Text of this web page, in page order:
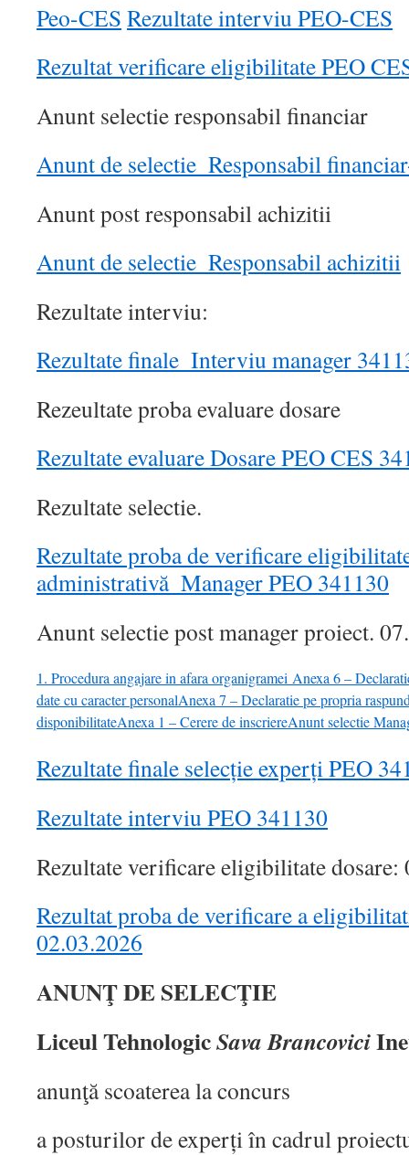
Peo-CES Rezultate interviu PEO-CES
Rezultat verificare eligibilitate PEO
Anunt selectie responsabil financiar
Anunt de selectie_Responsabil
Anunt post responsabil achizitii
Anunt de selectie_Responsabil achizitii
Rezultate interviu:
Rezultate finale_Interviu manager
Rezeultate proba evaluare dosare
Rezultate evaluare Dosare PEO CES
Rezultate selectie.
Rezultate proba de verificare
administrativă_Manager PEO 341130
Anunt selectie post manager proiect.
1. Procedura angajare in afara organigramei Anexa 6 –
date cu caracter personalAnexa 7 – Declaratie pe propria
disponibilitateAnexa 1 – Cerere de inscriereAnunt selectie
Rezultate finale selecție experți PEO
Rezultate interviu PEO 341130
Rezultate verificare eligibilitate dosare:
Rezultat proba de verificare a
02.03.2026
ANUNŢ DE SELECŢIE
Liceul TehnologicSava Brancovici
anunţă scoaterea la concurs
a posturilor de experți în cadrul